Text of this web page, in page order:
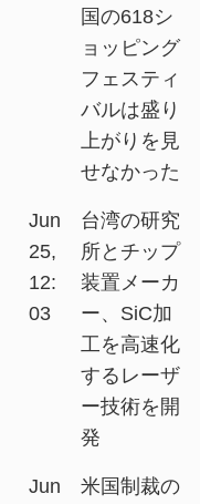
国の618シ
ョッピング
フェスティ
バルは盛り
上がりを見
せなかった
Jun
25,
12:
03
台湾の研究
所とチップ
装置メーカ
ー、SiC加
工を高速化
するレーザ
ー技術を開
発
Jun
米国制裁の